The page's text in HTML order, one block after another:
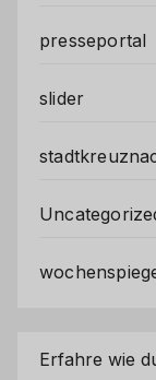
presseportal
slider
Erfahre wie